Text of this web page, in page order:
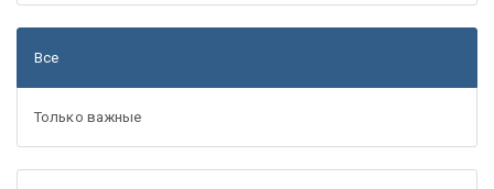
Все
Только важные